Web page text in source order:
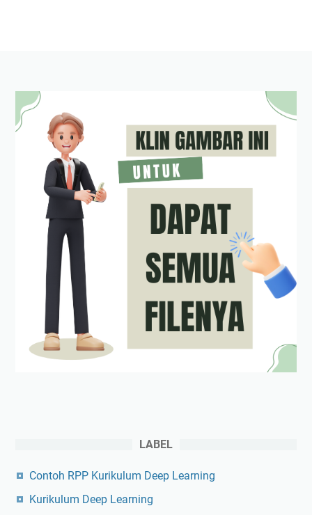
LABEL
Contoh RPP Kurikulum Deep Learning
Kurikulum Deep Learning